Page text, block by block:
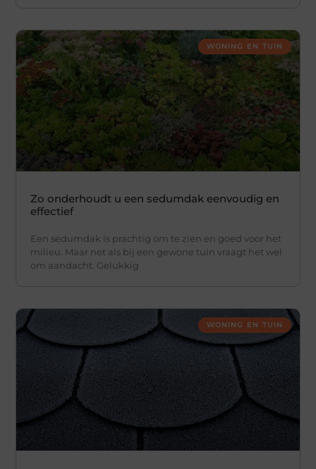
WONING EN TUIN
Zo onderhoudt u een sedumdak eenvoudig en
effectief
Een sedumdak is prachtig om te zien en goed voor het
milieu. Maar net als bij een gewone tuin vraagt het wel
om aandacht. Gelukkig
WONING EN TUIN